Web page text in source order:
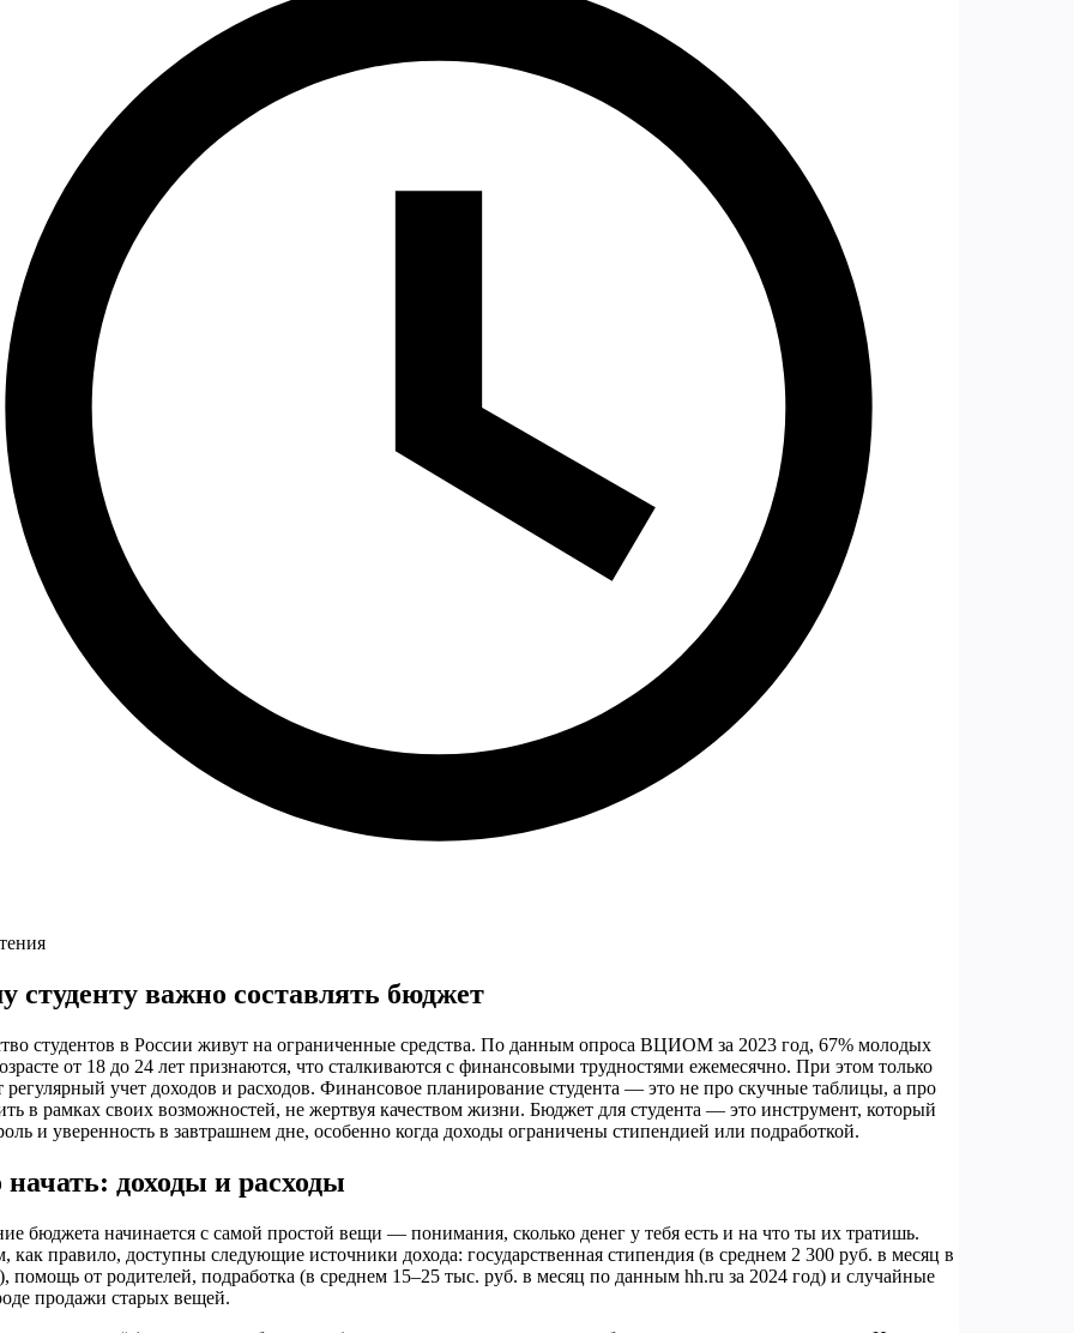
студенту важно составлять бюджет
студентов в России живут на ограниченные средства. По данным опроса ВЦИОМ за 2023 год, 67% молодых
от 18 до 24 лет признаются, что сталкиваются с финансовыми трудностями ежемесячно. При этом только
регулярный учет доходов и расходов. Финансовое планирование студента — это не про скучные таблицы, а про
в рамках своих возможностей, не жертвуя качеством жизни. Бюджет для студента — это инструмент, который
и уверенность в завтрашнем дне, особенно когда доходы ограничены стипендией или подработкой.
начать: доходы и расходы
бюджета начинается с самой простой вещи — понимания, сколько денег у тебя есть и на что ты их тратишь.
как правило, доступны следующие источники дохода: государственная стипендия (в среднем 2 300 руб. в месяц в
помощь от родителей, подработка (в среднем 15–25 тыс. руб. в месяц по данным hh.ru за 2024 год) и случайные
продажи старых вещей.